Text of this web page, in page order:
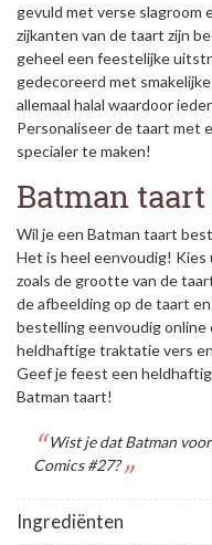
gevuld met verse slagroom
zijkanten van de taart zijn
geheel een feestelijke
gedecoreerd met
allemaal halal waardoor
Personaliseer de taart met
specialer te maken!
Batman
Wil je een Batman taart
Het is heel eenvoudig!
zoals de grootte van de
de afbeelding op de taart
bestelling eenvoudig online
heldhaftige traktatie vers
Geef je feest een
Batman taart!
Ingrediënten
Wist je dat Batman
Comics #27?